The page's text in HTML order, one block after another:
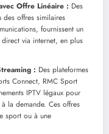
Offre Linéaire : Des
des offres similaires
fournissent un
via internet, en plus
: Des plateformes
Connect, RMC Sport
IPTV légaux pour
la demande. Ces offres
sport ou à une